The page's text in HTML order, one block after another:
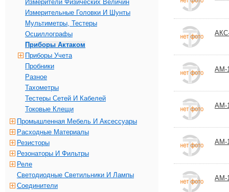
АМ-
АМ-
АМ-
АМ-
Измерители Физических Величин
Измерительные Головки И Шунты
Мультиметры, Тестеры
Осциллографы
Приборы Актаком
Приборы Учета
Пробники
Разное
Тахометры
Тестеры Сетей И Кабелей
Токовые Клещи
Промышленная Мебель И Аксессуары
Расходные Материалы
Резисторы
Резонаторы И Фильтры
Реле
Светодиодные Светильники И Лампы
Соединители